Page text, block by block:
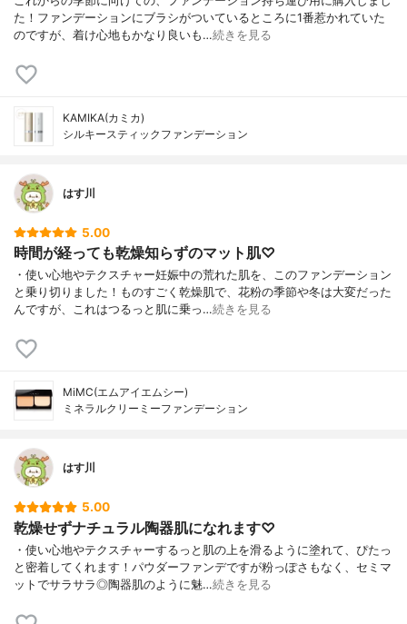
た！ファンデーションにブラシがついているところに1番惹かれていた
のですが、着け心地もかなり良いも…続きを見る
KAMIKA(カミカ)
シルキースティックファンデーション
はす川
5.00
時間が経っても乾燥知らずのマット肌♡
・使い心地やテクスチャー妊娠中の荒れた肌を、このファンデーション
と乗り切りました！ものすごく乾燥肌で、花粉の季節や冬は大変だった
んですが、これはつるっと肌に乗っ…続きを見る
MiMC(エムアイエムシー)
ミネラルクリーミーファンデーション
はす川
5.00
乾燥せずナチュラル陶器肌になれます♡
・使い心地やテクスチャーするっと肌の上を滑るように塗れて、ぴたっ
と密着してくれます！パウダーファンデですが粉っぽさもなく、セミマ
ットでサラサラ◎陶器肌のように魅…続きを見る